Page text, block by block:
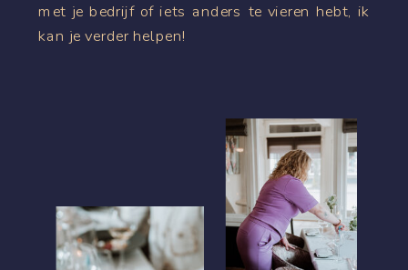
met je bedrijf of iets anders te vieren hebt, ik
kan je verder helpen!